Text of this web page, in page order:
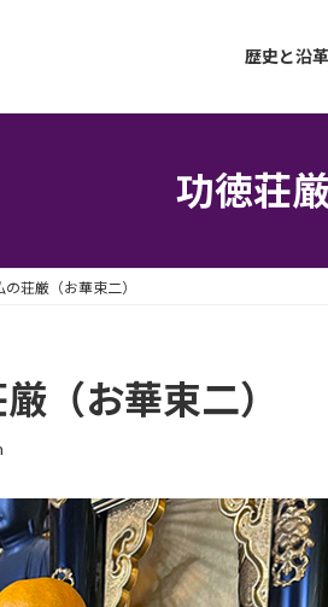
歴史と沿革
功徳荘厳
荘厳（お華束二）
（お華束二）